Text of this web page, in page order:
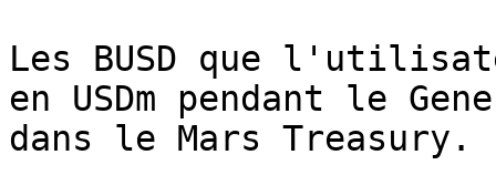
Les BUSD que
en USDm pendant le
dans le Mars Treasury.